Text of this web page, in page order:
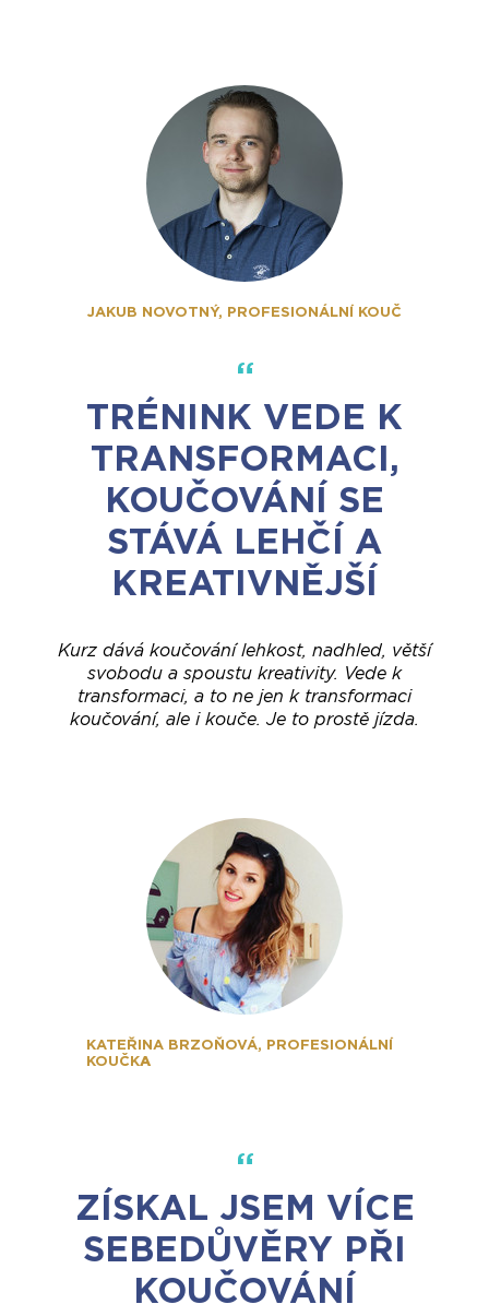
JAKUB NOVOTNÝ, PROFESIONÁLNÍ KOUČ
TRÉNINK VEDE K
TRANSFORMACI,
KOUČOVÁNÍ SE
STÁVÁ LEHČÍ A
KREATIVNĚJŠÍ
Kurz dává koučování lehkost, nadhled, větší
svobodu a spoustu kreativity. Vede k
transformaci, a to ne jen k transformaci
koučování, ale i kouče. Je to prostě jízda.
KATEŘINA BRZOŇOVÁ, PROFESIONÁLNÍ
KOUČKA
ZÍSKAL JSEM VÍCE
SEBEDŮVĚRY PŘI
KOUČOVÁNÍ